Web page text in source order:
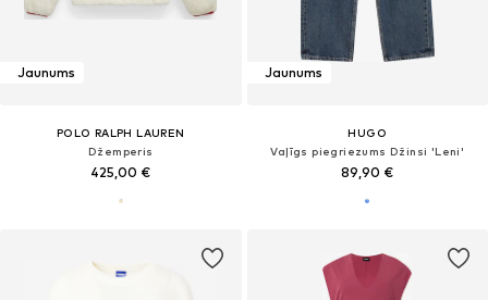
Jaunums
POLO RALPH LAUREN
Džemperis
425,00 €
Jaunums
HUGO
Vaļīgs piegriezums Džinsi 'Leni'
89,90 €